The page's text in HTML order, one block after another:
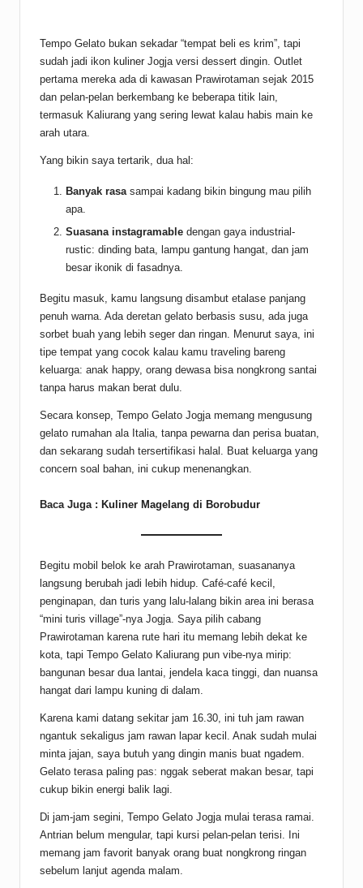
Tempo Gelato bukan sekadar “tempat beli es krim”, tapi
sudah jadi ikon kuliner Jogja versi dessert dingin. Outlet
pertama mereka ada di kawasan Prawirotaman sejak 2015
dan pelan-pelan berkembang ke beberapa titik lain,
termasuk Kaliurang yang sering lewat kalau habis main ke
arah utara.
Yang bikin saya tertarik, dua hal:
Banyak rasasampai kadang bikin bingung mau pilih
apa.
Suasana instagramable dengan gaya industrial-
rustic: dinding bata, lampu gantung hangat, dan jam
besar ikonik di fasadnya.
Begitu masuk, kamu langsung disambut etalase panjang
penuh warna. Ada deretan gelato berbasis susu, ada juga
sorbet buah yang lebih seger dan ringan. Menurut saya, ini
tipe tempat yang cocok kalau kamu traveling bareng
keluarga: anak happy, orang dewasa bisa nongkrong santai
tanpa harus makan berat dulu.
Secara konsep, Tempo Gelato Jogja memang mengusung
gelato rumahan ala Italia, tanpa pewarna dan perisa buatan,
dan sekarang sudah tersertifikasi halal. Buat keluarga yang
concern soal bahan, ini cukup menenangkan.
Baca Juga : Kuliner Magelang di Borobudur
Begitu mobil belok ke arah Prawirotaman, suasananya
langsung berubah jadi lebih hidup. Café-café kecil,
penginapan, dan turis yang lalu-lalang bikin area ini berasa
“mini turis village”-nya Jogja. Saya pilih cabang
Prawirotaman karena rute hari itu memang lebih dekat ke
kota, tapi Tempo Gelato Kaliurang pun vibe-nya mirip:
bangunan besar dua lantai, jendela kaca tinggi, dan nuansa
hangat dari lampu kuning di dalam.
Karena kami datang sekitar jam 16.30, ini tuh jam rawan
ngantuk sekaligus jam rawan lapar kecil. Anak sudah mulai
minta jajan, saya butuh yang dingin manis buat ngadem.
Gelato terasa paling pas: nggak seberat makan besar, tapi
cukup bikin energi balik lagi.
Di jam-jam segini, Tempo Gelato Jogja mulai terasa ramai.
Antrian belum mengular, tapi kursi pelan-pelan terisi. Ini
memang jam favorit banyak orang buat nongkrong ringan
sebelum lanjut agenda malam.